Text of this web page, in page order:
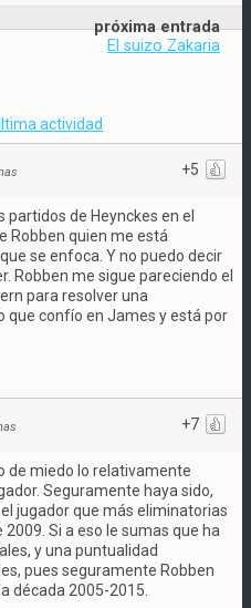
próxima entrada
El suizo Zakaria
actividad
+5
de Heynckes en el
Robben quien me está
se enfoca. Y no puedo decir
Robben me sigue pareciendo el
para resolver una
que confío en James y está por
+7
de miedo lo relativamente
Seguramente haya sido,
jugador que más eliminatorias
Si a eso le sumas que ha
y una puntualidad
pues seguramente Robben
década 2005-2015.